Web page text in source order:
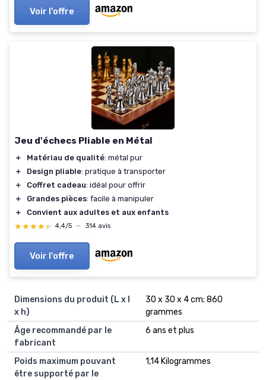
Voir l'offre
Jeu d'échecs Pliable en Métal
＋ Matériau de qualité: métal pur
＋
Design pliable: pratique à transporter
＋
Coffret cadeau: idéal pour offrir
＋
Grandes pièces: facile à manipuler
＋
Convient aux adultes et aux enfants
★★★★★
★★★★★ 4,4/5 — 314 avis
Voir l'offre
Dimensions du produit (L x l
x h)
‎30 x 30 x 4 cm; 860
grammes
Âge recommandé par le
fabricant
‎6 ans et plus
Poids maximum pouvant
être supporté par le
‎1,14 Kilogrammes